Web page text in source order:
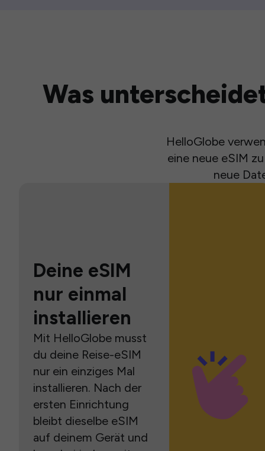
Was
HelloGlobe
eine neue eSIM
neue
Deine eSIM
nur einmal
installieren
Mit HelloGlobe musst
du deine Reise-eSIM
nur ein einziges Mal
installieren. Nach der
ersten Einrichtung
bleibt dieselbe eSIM
auf deinem Gerät und